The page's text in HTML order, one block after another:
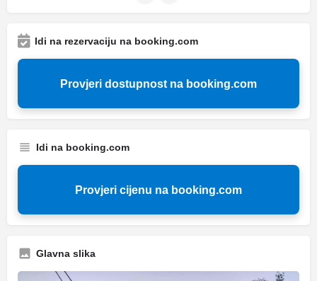
Idi na rezervaciju na booking.com
Provjeri dostupnost na booking.com
Idi na booking.com
Provjeri cijenu na booking.com
Glavna slika